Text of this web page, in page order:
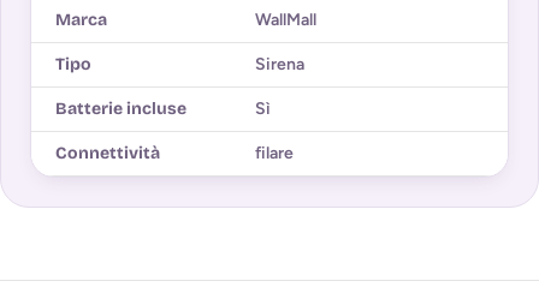
Marca WallMall
Tipo Sirena
Batterie incluse Sì
Connettività filare